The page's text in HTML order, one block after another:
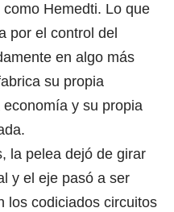
Hemedti. Lo que
por el control del
en algo más
su propia
y su propia
la pelea dejó de girar
y el eje pasó a ser
los codiciados circuitos